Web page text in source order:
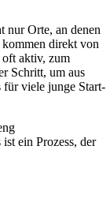
nur Orte, an denen
direkt von
oft aktiv, zum
Schritt, um aus
für viele junge Start-
ein Prozess, der